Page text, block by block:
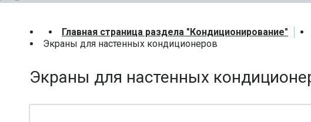
Главная страница раздела "Кондиционирование"
Экраны для настенных кондиционеров
Экраны для настенных